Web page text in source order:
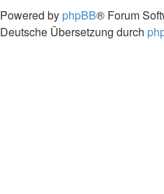
Powered by phpBB® Forum
Deutsche Übersetzung durch